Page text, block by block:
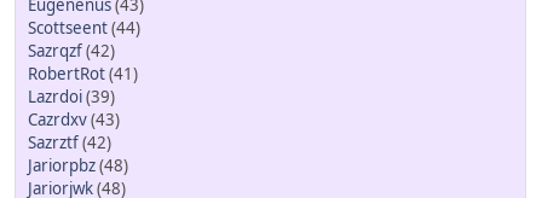
Eugenenus(43)
Scottseent(44)
Sazrqzf(42)
RobertRot(41)
Lazrdoi(39)
Cazrdxv(43)
Sazrztf(42)
Jariorpbz(48)
Jariorjwk(48)